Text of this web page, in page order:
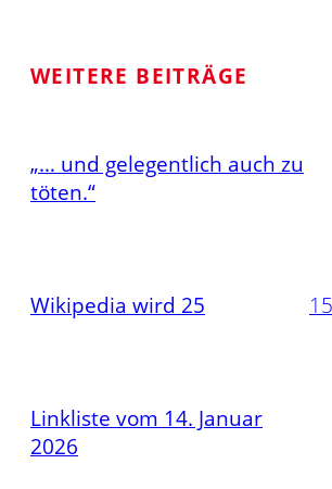
WEITERE BEITRÄGE
„… und gelegentlich auch zu
töten.“
Wikipedia wird 25
Linkliste vom 14. Januar
2026